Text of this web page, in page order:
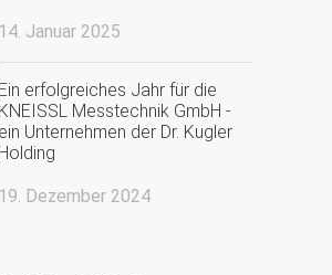
14. Januar 2025
Ein erfolgreiches Jahr für die
KNEISSL Messtechnik GmbH -
ein Unternehmen der Dr. Kugler
Holding
19. Dezember 2024